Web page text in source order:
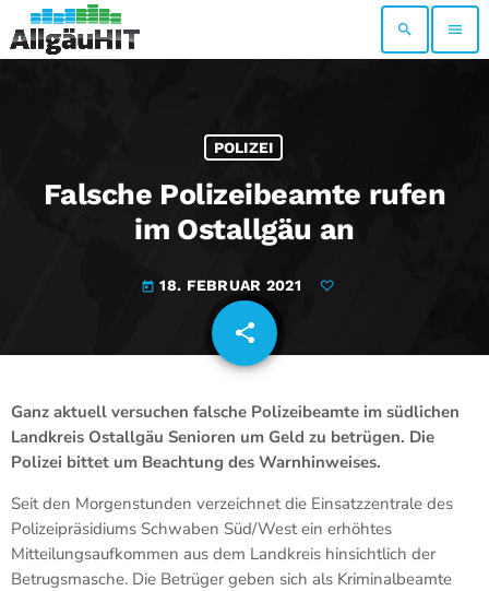
search menu
POLIZEI
Falsche Polizeibeamte rufen
im Ostallgäu an
today 18. FEBRUAR 2021
share
email
Ganz aktuell versuchen falsche Polizeibeamte im südlichen
Landkreis Ostallgäu Senioren um Geld zu betrügen. Die
Polizei bittet um Beachtung des Warnhinweises.
Seit den Morgenstunden verzeichnet die Einsatzzentrale des
Polizeipräsidiums Schwaben Süd/West ein erhöhtes
Mitteilungsaufkommen aus dem Landkreis hinsichtlich der
Betrugsmasche. Die Betrüger geben sich als Kriminalbeamte